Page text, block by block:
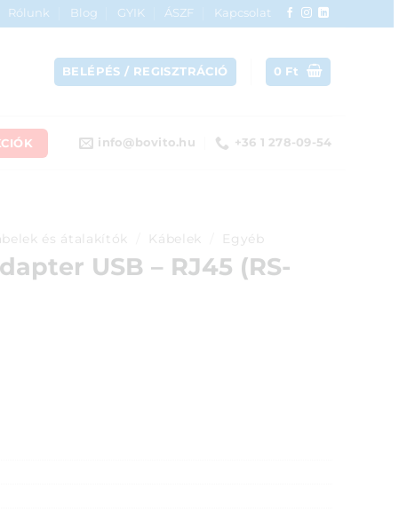
Rólunk Blog GYIK ÁSZF
Kapcsolat
BELÉPÉS / REGISZTRÁCIÓ 0 Ft
info@bovito.hu +36 1 278-09-54
és átalakítók Kábelek Egyéb
USB – RJ45 (RS-